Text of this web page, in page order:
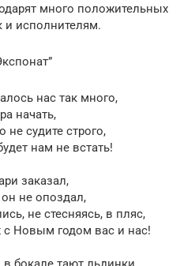
много положительных
и исполнителям.
нас так много,
начать,
судите строго,
нам не встать!
заказал,
не опоздал,
не стесняясь, в пляс,
с Новым годом вас и нас!